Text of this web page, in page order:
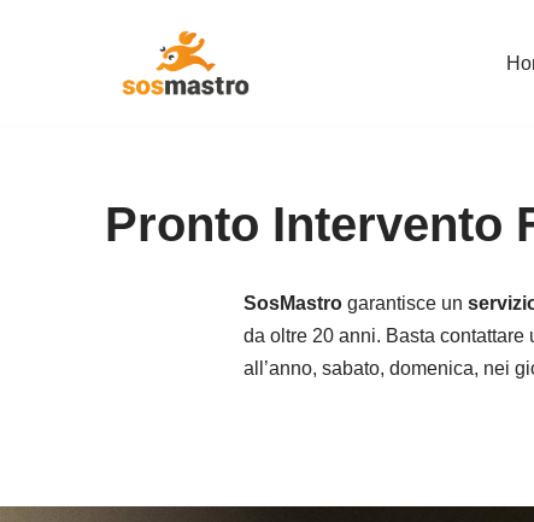
Pronto Intervento
SosMastrogarantisce un
da oltre 20 anni. Basta
all’anno, sabato, domenica, nei